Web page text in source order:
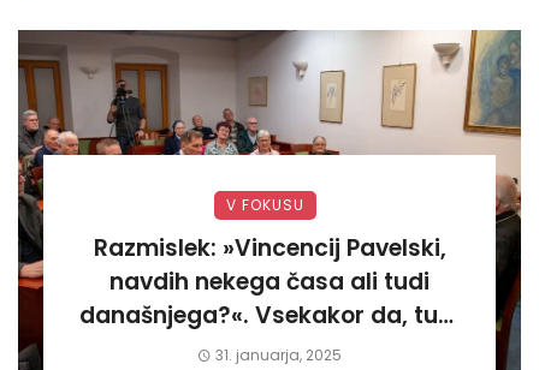
V FOKUSU
Razmislek: »Vincencij Pavelski,
navdih nekega časa ali tudi
današnjega?«. Vsekakor da, tudi
današnjega«
31. januarja, 2025